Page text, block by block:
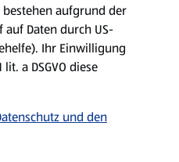
aufgrund der
Daten durch US-
Ihr Einwilligung
a DSGVO diese
und den